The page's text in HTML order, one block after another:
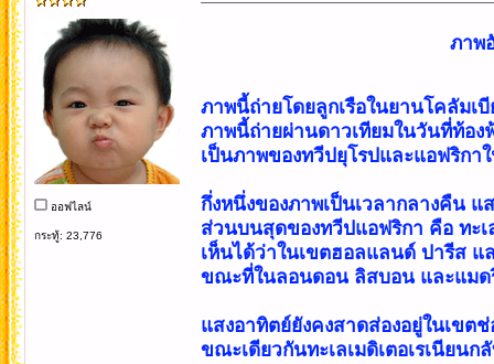
ออฟไลน์
กระทู้: 23,776
ภาพ
ภาพนี้ถ่ายโดยลูกเรือในยานโคลัมเ
ภาพนี้ถ่ายผ่านดาวเทียมในวันที่ท้อง
เป็นภาพของทวีปยุโรปและแอฟริกา
กึ่งหนึ่งของภาพเป็นเวลากลางคืน แ
ส่วนบนสุดของทวีปแอฟริกา คือ ทะเ
เห็นได้ว่าในเขตฮอลแลนด์ ปารีส แ
ขณะที่ในลอนดอน ลิสบอน และแมด
แสงอาทิตย์ยังคงสาดส่องอยู่ในเขต
ขณะเดียวกันทะเลเมดิเตอเรเนียน